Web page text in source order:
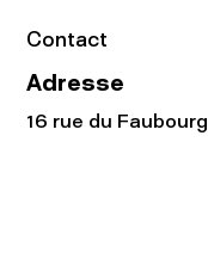
Contact
Adresse
16 rue du Faubourg